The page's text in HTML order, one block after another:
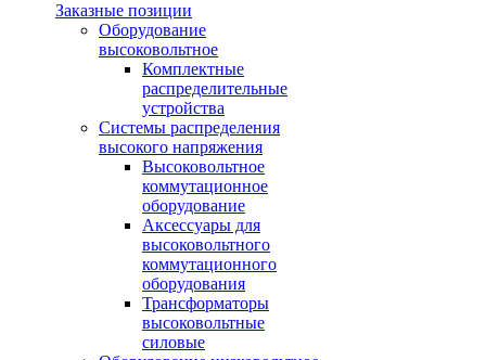
Заказные позиции
Оборудование
высоковольтное
Комплектные
распределительные
устройства
Системы распределения
высокого напряжения
Высоковольтное
коммутационное
оборудование
Аксессуары для
высоковольтного
коммутационного
оборудования
Трансформаторы
высоковольтные
силовые